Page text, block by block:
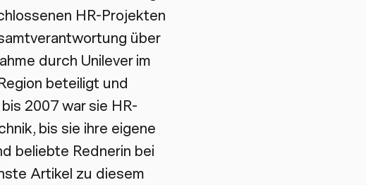
HR-Projekten
über
durch Unilever im
beteiligt und
2007 war sie HR-
bis sie ihre eigene
beliebte Rednerin bei
Artikel zu diesem